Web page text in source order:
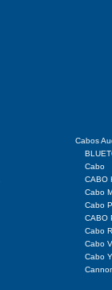
Cabos
Cabo
CABO
Cabo
Cabo
CABO
Cabo
Cabo
Cabo Y